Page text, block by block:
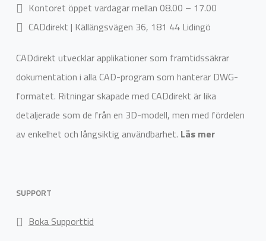
Kontoret öppet vardagar mellan 08.00 – 17.00
CADdirekt | Källängsvägen 36, 181 44 Lidingö
CADdirekt utvecklar applikationer som framtidssäkrar
dokumentation i alla CAD-program som hanterar DWG-
formatet. Ritningar skapade med CADdirekt är lika
detaljerade som de från en 3D-modell, men med fördelen
av enkelhet och långsiktig användbarhet. Läs mer
SUPPORT
Boka Supporttid